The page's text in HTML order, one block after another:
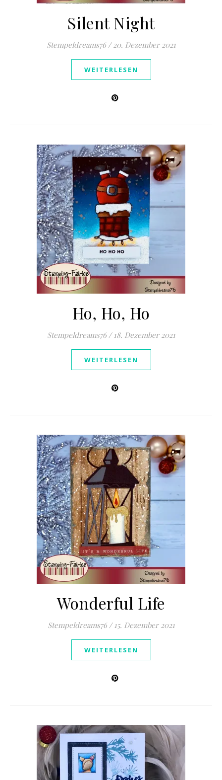
Silent Night
Stempeldreams76 / 20. Dezember 2021
WEITERLESEN
Ho, Ho, Ho
Stempeldreams76 / 18. Dezember 2021
WEITERLESEN
Wonderful Life
Stempeldreams76 / 15. Dezember 2021
WEITERLESEN